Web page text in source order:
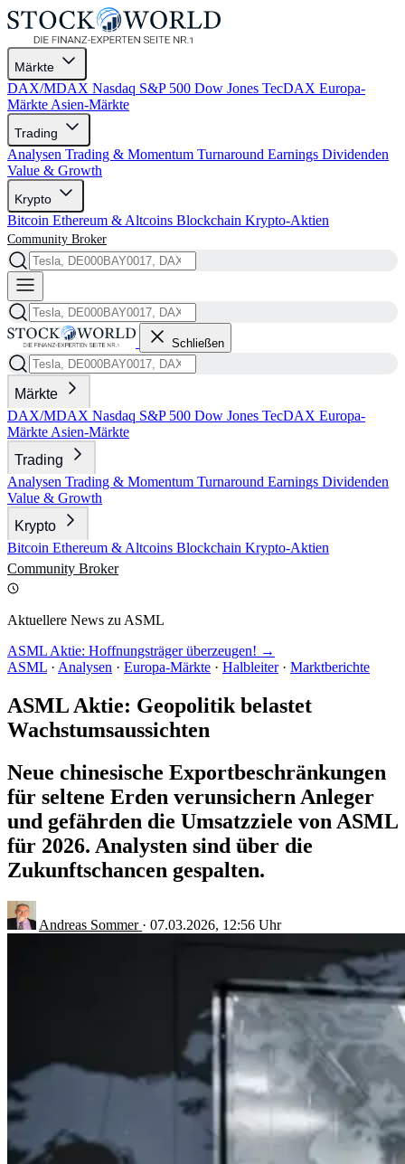
Märkte
DAX/MDAX Nasdaq S&P 500 Dow Jones TecDAX Europa-
Märkte Asien-Märkte
Trading
Analysen Trading & Momentum Turnaround Earnings Dividenden
Value & Growth
Krypto
Bitcoin Ethereum & Altcoins Blockchain Krypto-Aktien
Community Broker
Schließen
Märkte
DAX/MDAX Nasdaq S&P 500 Dow Jones TecDAX Europa-
Märkte Asien-Märkte
Trading
Analysen Trading & Momentum Turnaround Earnings Dividenden
Value & Growth
Krypto
Bitcoin Ethereum & Altcoins Blockchain Krypto-Aktien
Community Broker
Aktuellere News zu ASML
ASML Aktie: Hoffnungsträger überzeugen! →
ASML · Analysen · Europa-Märkte · Halbleiter · Marktberichte
ASML Aktie: Geopolitik belastet
Wachstumsaussichten
Neue chinesische Exportbeschränkungen
für seltene Erden verunsichern Anleger
und gefährden die Umsatzziele von ASML
für 2026. Analysten sind über die
Zukunftschancen gespalten.
Andreas Sommer · 07.03.2026, 12:56 Uhr